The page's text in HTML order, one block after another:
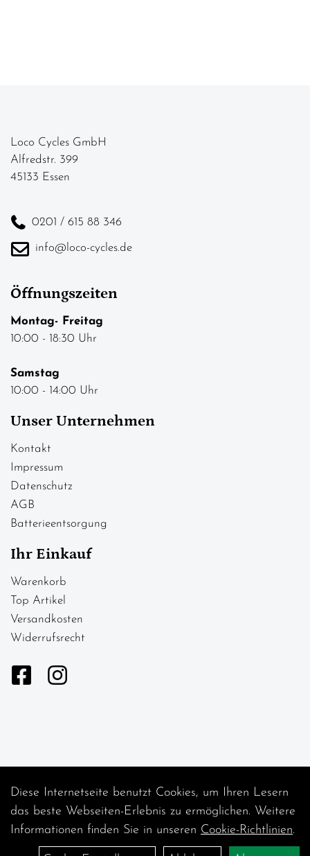
Loco Cycles GmbH
Alfredstr. 399
45133 Essen
0201 / 615 88 346
info@loco-cycles.de
Öffnungszeiten
Montag- Freitag
10:00 - 18:30 Uhr
Samstag
10:00 - 14:00 Uhr
Unser Unternehmen
Kontakt
Impressum
Datenschutz
AGB
Batterieentsorgung
Ihr Einkauf
Warenkorb
Top Artikel
Versandkosten
Widerrufsrecht
Diese Internetseite benutzt Cookies, um Ihren Lesern
das beste Webseiten-Erlebnis zu ermöglichen. Weitere
Informationen finden Sie in unseren Cookie-Richtlinien.
Auftrag widerrufen